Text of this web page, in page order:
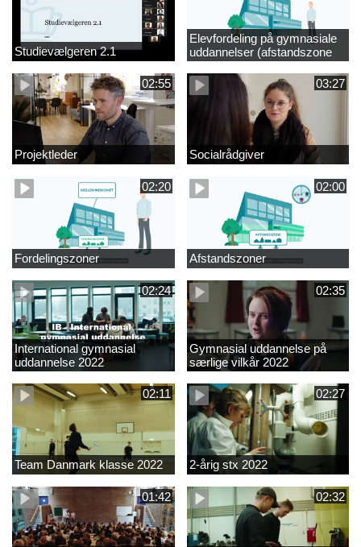
Studievælgeren 2.1
Elevfordeling på gymnasiale
uddannelser (afstandszone
redigeret)
02:55
Projektleder
03:27
Socialrådgiver
02:20
Fordelingszoner
02:00
Afstandszoner
02:24
International gymnasial
uddannelse 2022
02:35
Gymnasial uddannelse på
særlige vilkår 2022
02:11
Team Danmark klasse 2022
02:27
2-årig stx 2022
01:42 02:32